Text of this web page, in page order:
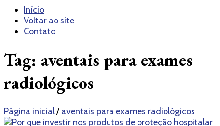
Grupo Kodama
Início
Voltar ao site
Contato
Tag: aventais para exames
radiológicos
Página inicial/ aventais para exames radiológicos